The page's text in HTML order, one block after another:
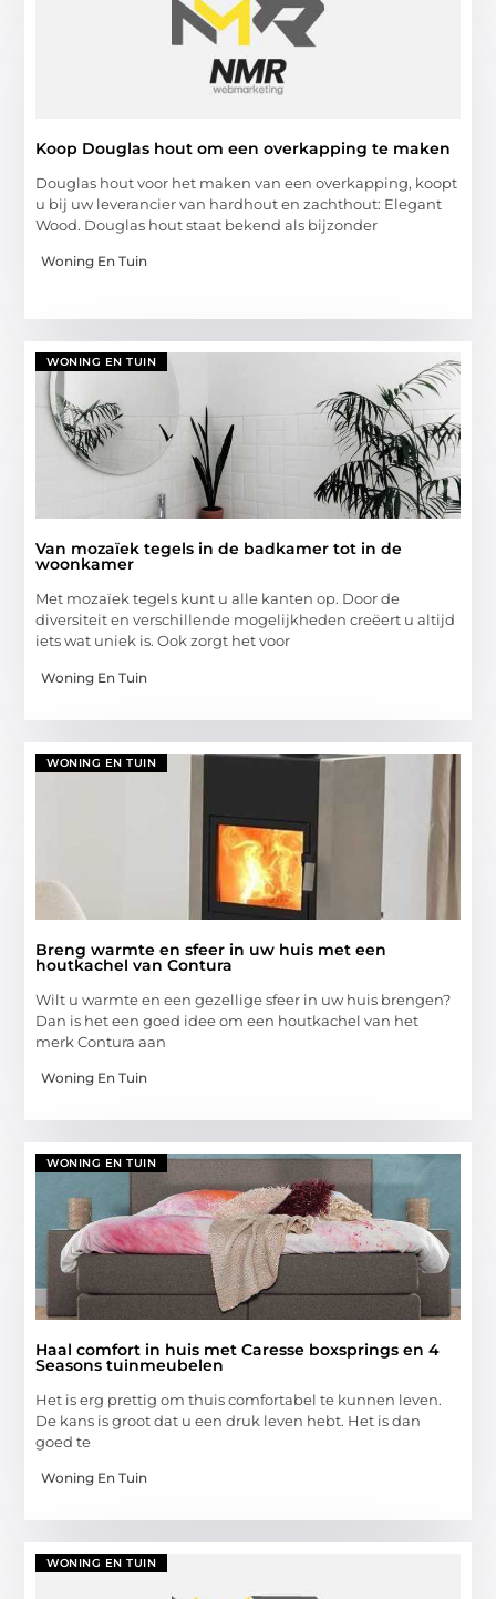
Koop Douglas hout om een overkapping te maken
Douglas hout voor het maken van een overkapping, koopt
u bij uw leverancier van hardhout en zachthout: Elegant
Wood. Douglas hout staat bekend als bijzonder
Woning En Tuin
WONING EN TUIN
Van mozaïek tegels in de badkamer tot in de
woonkamer
Met mozaïek tegels kunt u alle kanten op. Door de
diversiteit en verschillende mogelijkheden creëert u altijd
iets wat uniek is. Ook zorgt het voor
Woning En Tuin
WONING EN TUIN
Breng warmte en sfeer in uw huis met een
houtkachel van Contura
Wilt u warmte en een gezellige sfeer in uw huis brengen?
Dan is het een goed idee om een houtkachel van het
merk Contura aan
Woning En Tuin
WONING EN TUIN
Haal comfort in huis met Caresse boxsprings en 4
Seasons tuinmeubelen
Het is erg prettig om thuis comfortabel te kunnen leven.
De kans is groot dat u een druk leven hebt. Het is dan
goed te
Woning En Tuin
WONING EN TUIN